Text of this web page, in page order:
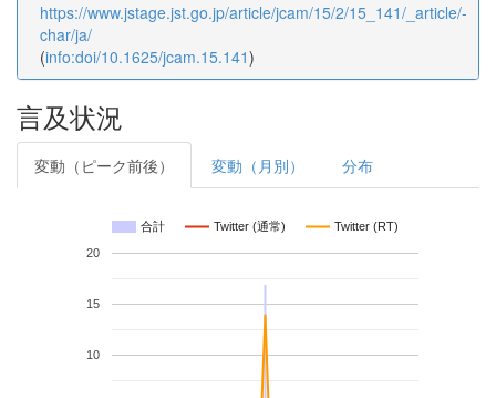
https://www.jstage.jst.go.jp/article/jcam/15/2/15_141/_article/-
char/ja/
(info:doi/10.1625/jcam.15.141)
言及状況
変動（ピーク前後） 変動（月別） 分布
合計 Twitter (通常) Twitter (RT)
10
15
20